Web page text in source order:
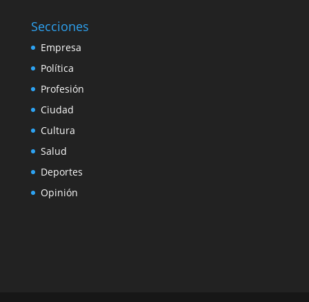
Secciones
Empresa
Política
Profesión
Ciudad
Cultura
Salud
Deportes
Opinión